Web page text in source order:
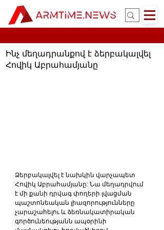
Ինչ մեղադրանքով է ձերբակալվել
Հովիկ Աբրահամյանը
Ձերբակալվել է նախկին վարչապետ
Հովիկ Աբրահամյանը: Նա մեղադրվում
է մի քանի դրվագ փողերի լվացման
պաշտոնեական լիազորությունները
չարաշահելու և ձեռնակատիրական
գործունեությանն ապօրինի